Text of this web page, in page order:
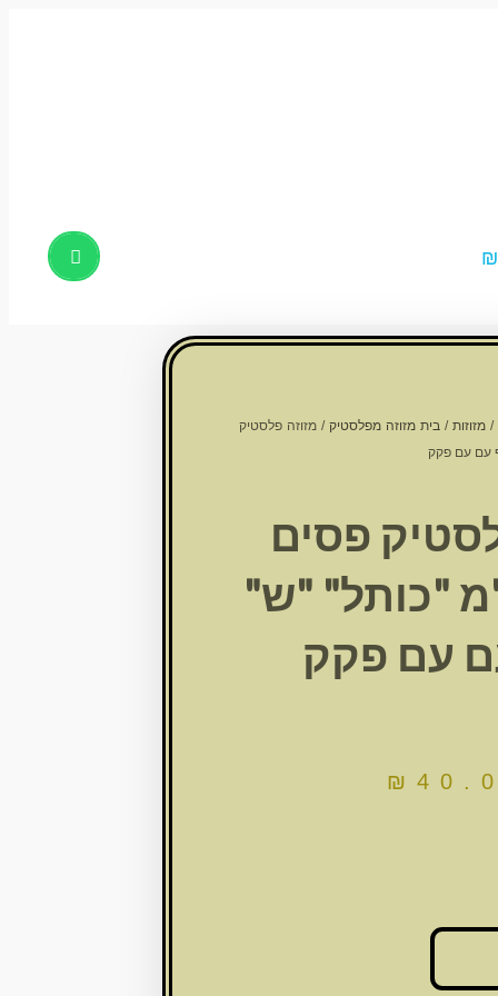
₪
/ מזוזות / בית מזוזה מפלסטיק / מזוזה פלסטיק
פסים
15 ס"מ "כותל" "ש"
עם פקק
₪